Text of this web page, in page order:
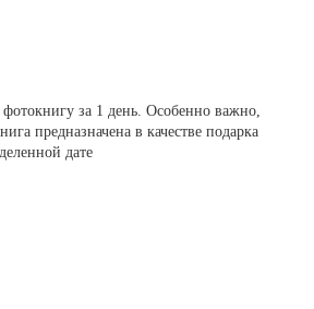
за 1 день. Особенно важно,
предназначена в качестве подарка
дате